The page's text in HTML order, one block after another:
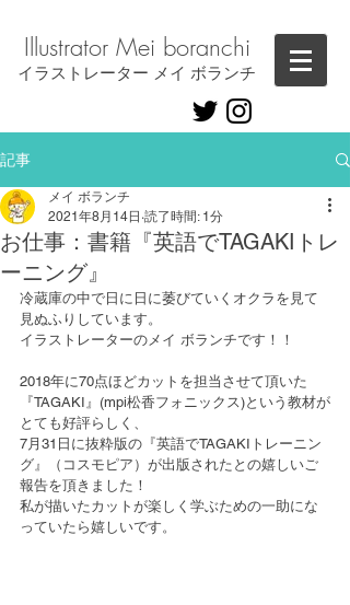
Illustrator ​Mei boranchi
​イラストレーター メイ ボランチ
記事
お仕事：書籍『英語でTAGAKIトレ
ーニング』
メイ ボランチ
2021年8月14日 読了時間: 1分
冷蔵庫の中で日に日に萎びていくオクラを見て
見ぬふりしています。
イラストレーターのメイ ボランチです！！
2018年に70点ほどカットを担当させて頂いた
『TAGAKI』(mpi松香フォニックス)という教材が
とても好評らしく、
7月31日に抜粋版の『英語でTAGAKIトレーニン
グ』（コスモピア）が出版されたとの嬉しいご
報告を頂きました！
私が描いたカットが楽しく学ぶための一助にな
っていたら嬉しいです。